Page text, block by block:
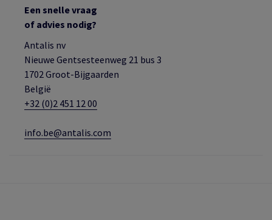
Een snelle vraag
of advies nodig?
Antalis nv
Nieuwe Gentsesteenweg 21 bus 3
1702 Groot-Bijgaarden
België
+32 (0)2 451 12 00
info.be@antalis.com